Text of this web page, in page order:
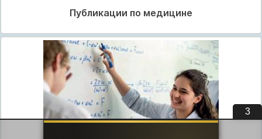
Публикации по медицине
3